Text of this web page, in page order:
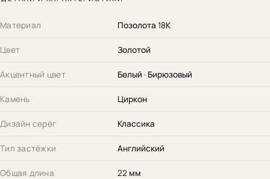
Материал Позолота 18К
Цвет Золотой
Акцентный цвет Белый · Бирюзовый
Камень Циркон
Дизайн серёг Классика
Тип застёжки Английский
Общая длина 22 мм